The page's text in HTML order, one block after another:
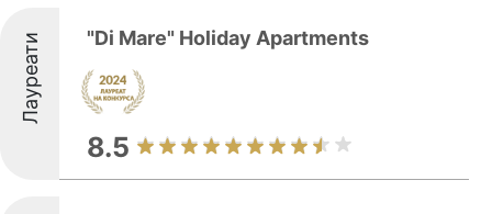
Лауреати "Di Mare" Holiday Apartments
8.5